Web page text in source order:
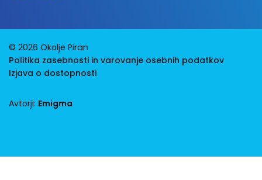
© 2026 Okolje Piran
Politika zasebnosti in varovanje osebnih podatkov
Izjava o dostopnosti
Avtorji: Emigma